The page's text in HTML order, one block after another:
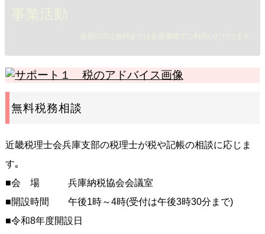
無料税務相談
近畿税理士会兵庫支部の税理士が税や記帳の相談に応じま
す｡
■会 場 兵庫納税協会会議室
■開設時間 午後1時～4時(受付は午後3時30分まで)
■令和8年度開設日